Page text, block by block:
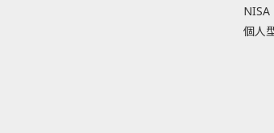
NISA
個人